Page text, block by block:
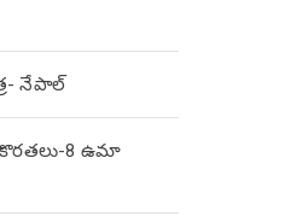
నేపాల్‌
కొరతలు-8 ఉమా